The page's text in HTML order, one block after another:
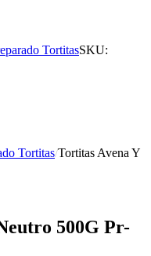
TortitasSKU:
Tortitas/Tortitas Avena Y
500G Pr-